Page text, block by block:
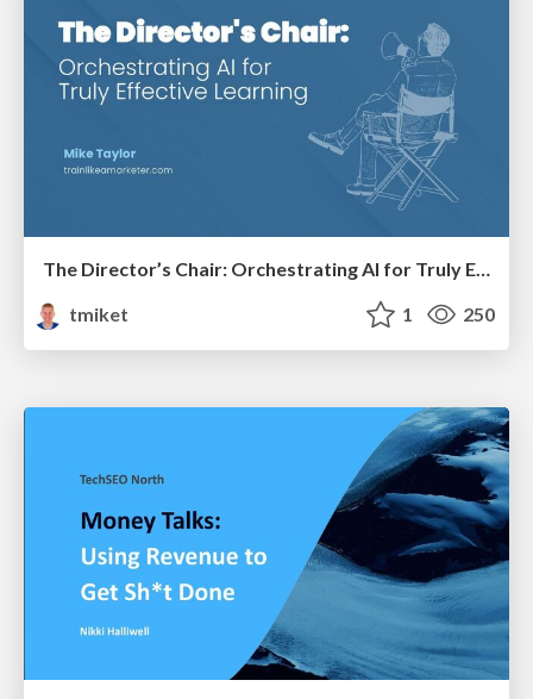
tmiket
1 250